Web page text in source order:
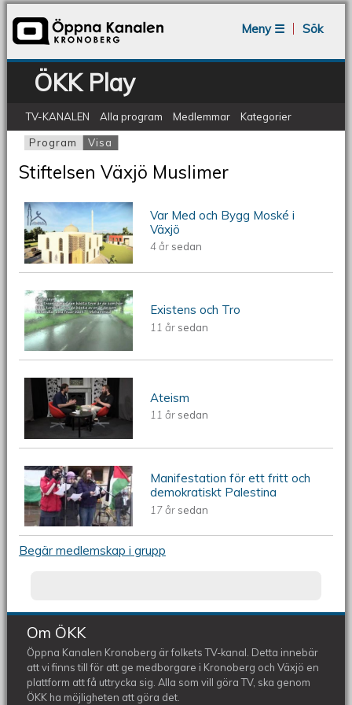
Meny ☰
Sök
ÖKK Play
TV-KANALEN Alla program Medlemmar Kategorier
Primära flikar
Program Visa
Stiftelsen Växjö Muslimer
JOIN & BUILD A MOSQUE IN VAXJO |
VAR MED OCH BYGG MOSKÉ I VÄXJÖ |
كن معنا لبناء مسجدا في فكشو
Var Med och Bygg Moské i
Växjö
4 år sedan
Existens och TroExistens och Tro
11 år sedan
Ateism Ateism
11 år sedan
ÖKV Play - Manifestation för ett fritt
och demokratiskt Palestina
Manifestation för ett fritt och
demokratiskt Palestina
17 år sedan
Begär medlemskap i grupp
Om ÖKK
Öppna Kanalen Kronoberg är folkets TV-kanal. Detta innebär
att vi finns till för att ge medborgare i Kronoberg och Växjö en
plattform att få uttrycka sig. Alla som vill göra TV, ska genom
ÖKK ha möjligheten att göra det.